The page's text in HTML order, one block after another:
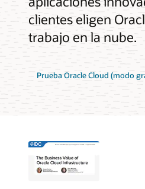
clientes eligen
trabajo en la nube.
Prueba Oracle Cloud (modo